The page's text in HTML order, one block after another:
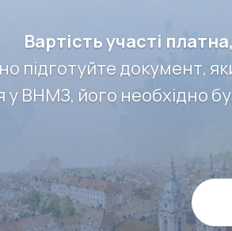
Вартість участі
підготуйте документ,
у ВНМЗ, його необхідно